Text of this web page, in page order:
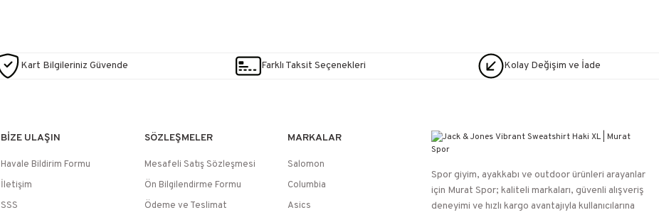
Kart Bilgileriniz Güvende Farklı Taksit Seçenekleri Kolay Değişim ve İade
BİZE ULAŞIN
Havale Bildirim Formu
İletişim
SSS
SÖZLEŞMELER
Mesafeli Satış Sözleşmesi
Ön Bilgilendirme Formu
Ödeme ve Teslimat
MARKALAR
Salomon
Columbia
Asics
Spor giyim, ayakkabı ve outdoor ürünleri arayanlar
için Murat Spor; kaliteli markaları, güvenli alışveriş
deneyimi ve hızlı kargo avantajıyla kullanıcılarına